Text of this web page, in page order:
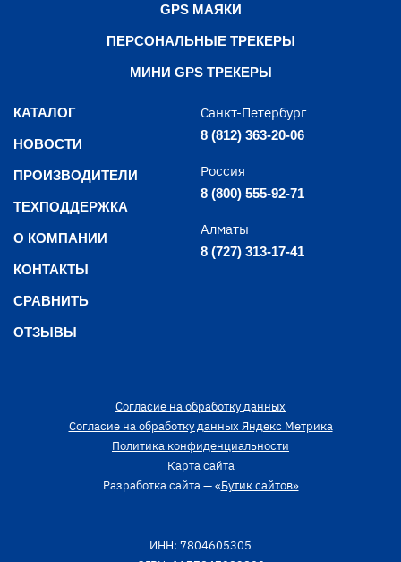
GPS МАЯКИ
ПЕРСОНАЛЬНЫЕ ТРЕКЕРЫ
МИНИ GPS ТРЕКЕРЫ
КАТАЛОГ
НОВОСТИ
ПРОИЗВОДИТЕЛИ
ТЕХПОДДЕРЖКА
О КОМПАНИИ
КОНТАКТЫ
СРАВНИТЬ
ОТЗЫВЫ
Санкт-Петербург
8 (812) 363-20-06
Россия
8 (800) 555-92-71
Алматы
8 (727) 313-17-41
Согласие на обработку данных
Согласие на обработку данных Яндекс Метрика
Политика конфиденциальности
Карта сайта
Разработка сайта — «Бутик сайтов»
ИНН: 7804605305